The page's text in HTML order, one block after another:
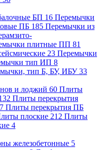
БП 16 Перемычки
ПБ 185 Перемычки из
плитные ПП 81
23 Перемычки
тип ИП 8
тип Б, БУ, ИБУ 33
и лоджий 60 Плиты
Плиты перекрытия
Плиты перекрытия ПБ
плоские 212 Плиты
4
железобетонные 5